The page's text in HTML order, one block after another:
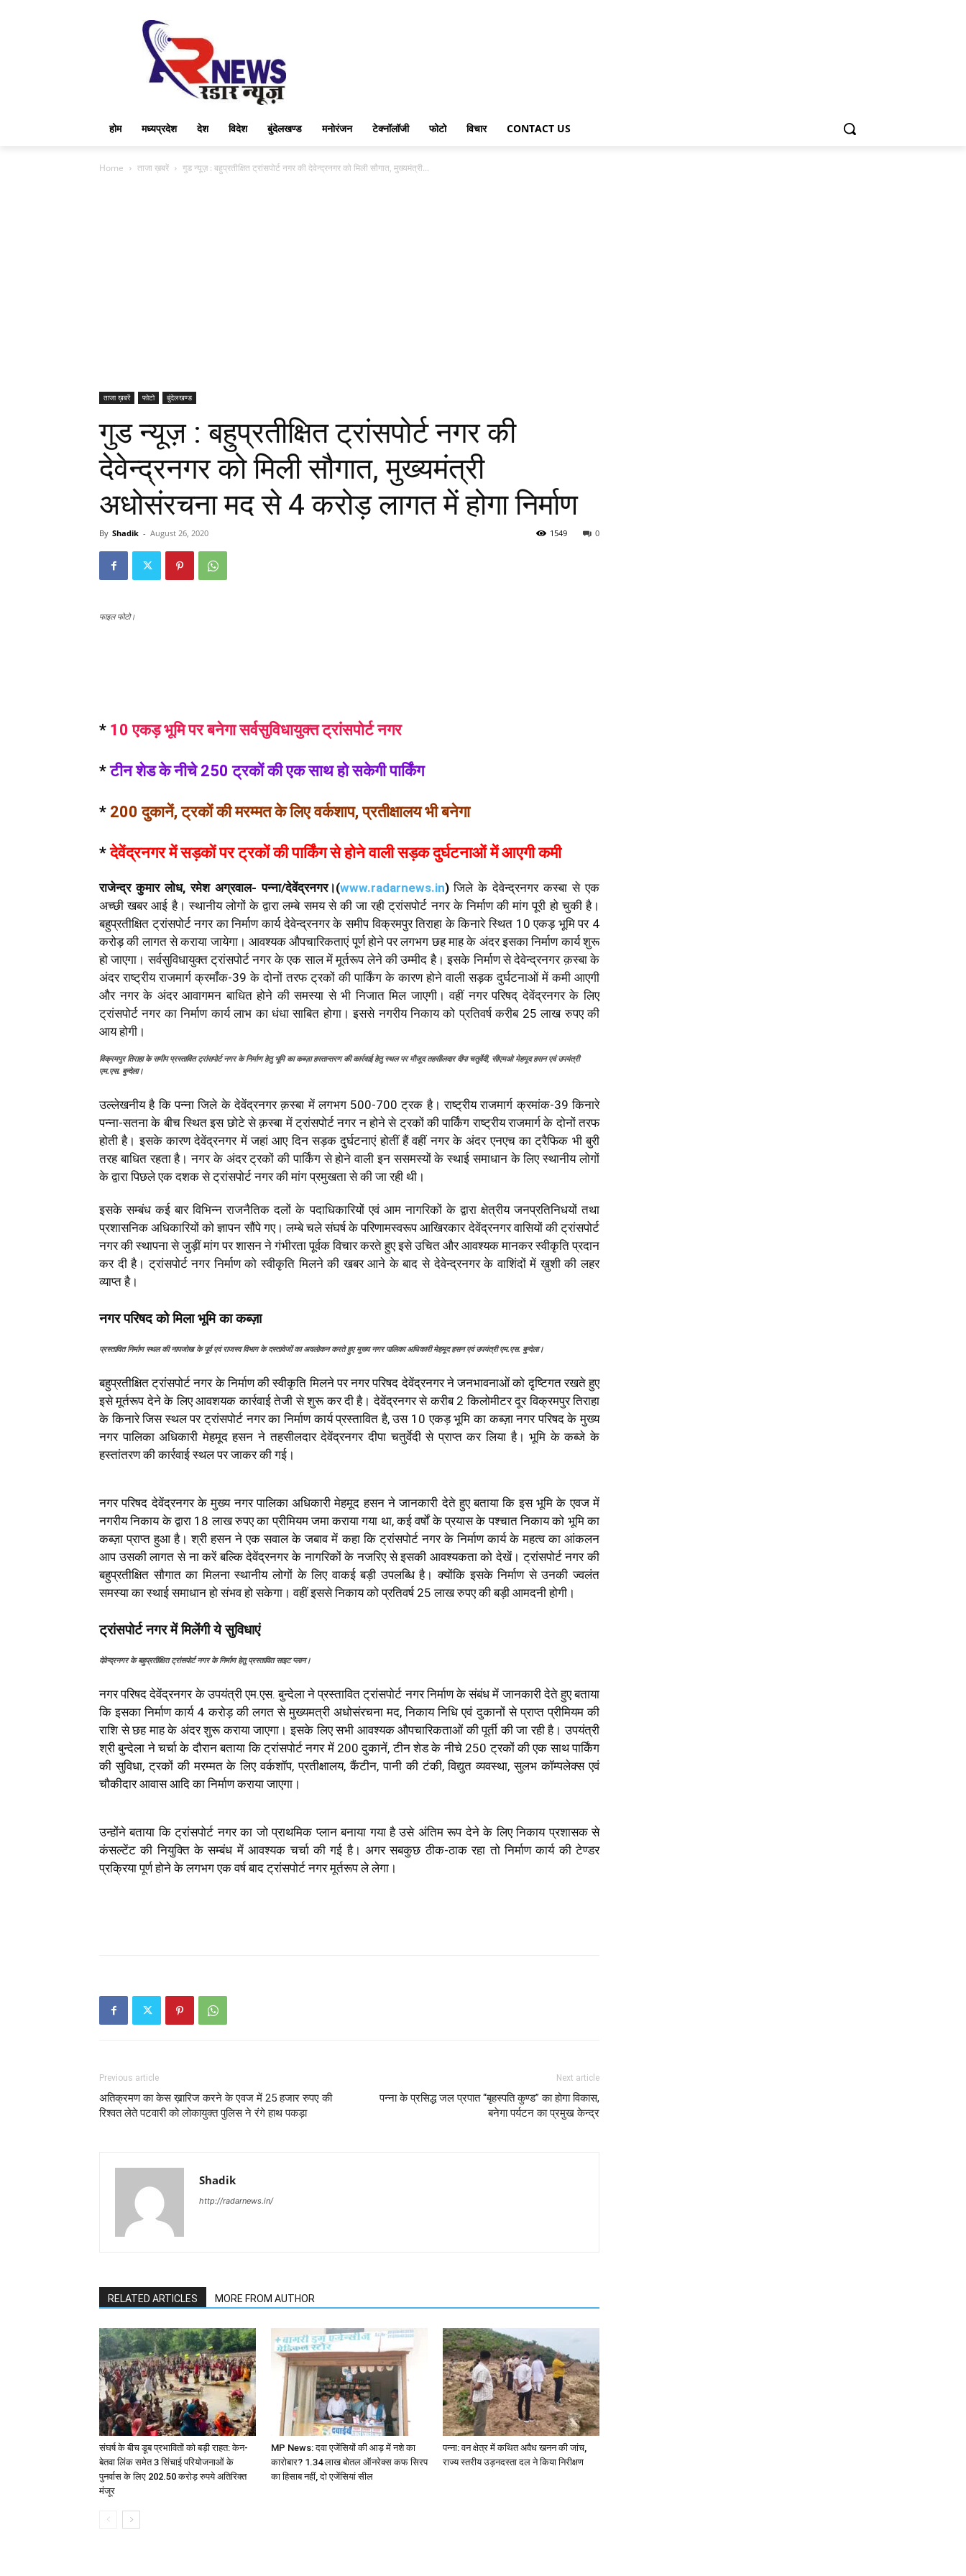
होम मध्यप्रदेश देश विदेश बुंदेलखण्ड मनोरंजन टेक्नॉलॉजी फोटो विचार CONTACT US
Home ताजा ख़बरें गुड न्यूज़ : बहुप्रतीक्षित ट्रांसपोर्ट नगर की देवेन्द्रनगर को मिली सौगात, मुख्यमंत्री...
ताजा ख़बरें फोटो बुंदेलखण्ड
गुड न्यूज़ : बहुप्रतीक्षित ट्रांसपोर्ट नगर की
देवेन्द्रनगर को मिली सौगात, मुख्यमंत्री
अधोसंरचना मद से 4 करोड़ लागत में होगा निर्माण
By Shadik - August 26, 2020 0
1549
फाइल फोटो।
* 10 एकड़ भूमि पर बनेगा सर्वसुविधायुक्त ट्रांसपोर्ट नगर
*टीन शेड के नीचे 250 ट्रकों कीएक साथ हो सकेगी पार्किंग
* 200 दुकानें, ट्रकों की मरम्मत के लिए वर्कशाप, प्रतीक्षालय भी बनेगा
*देवेंद्रनगर में सड़कों पर ट्रकों की पार्किंग से होने वाली सड़क दुर्घटनाओं में आएगी कमी
राजेन्द्र कुमार लोध, रमेश अग्रवाल- पन्ना/देवेंद्रनगर।(www.radarnews.in)जिले के देवेन्द्रनगर कस्बा से एक
अच्छी खबर आई है। स्थानीय लोगों के द्वारा लम्बे समय से की जा रही ट्रांसपोर्ट नगर के निर्माण की मांग पूरी हो चुकी है।
बहुप्रतीक्षित ट्रांसपोर्ट नगर का निर्माण कार्य देवेन्द्रनगर के समीप विक्रमपुर तिराहा के किनारे स्थित 10 एकड़ भूमि पर 4
करोड़ की लागत से कराया जायेगा। आवश्यक औपचारिकताएं पूर्ण होने पर लगभग छह माह के अंदर इसका निर्माण कार्य शुरू
हो जाएगा। सर्वसुविधायुक्त ट्रांसपोर्ट नगर के एक साल में मूर्तरूप लेने की उम्मीद है। इसके निर्माण से देवेन्द्रनगर क़स्बा के
अंदर राष्ट्रीय राजमार्ग क्रमाँक-39 के दोनों तरफ ट्रकों की पार्किंग के कारण होने वाली सड़क दुर्घटनाओं में कमी आएगी
और नगर के अंदर आवागमन बाधित होने की समस्या से भी निजात मिल जाएगी। वहीं नगर परिषद् देवेंद्रनगर के लिए
ट्रांसपोर्ट नगर का निर्माण कार्य लाभ का धंधा साबित होगा। इससे नगरीय निकाय को प्रतिवर्ष करीब 25 लाख रुपए की
आय होगी।
विक्रमपुर तिराहा के समीप प्रस्तावित ट्रांसपोर्ट नगर के निर्माण हेतु भूमि का कब्ज़ा हस्तान्तरण की कार्रवाई हेतु स्थल पर मौजूद तहसीलदार दीपा चतुर्वेदी, सीएमओ मेहमूद हसन एवं उपयंत्री
एम.एस. बुन्देला।
उल्लेखनीय है कि पन्ना जिले के देवेंद्रनगर क़स्बा में लगभग 500-700 ट्रक है। राष्ट्रीय राजमार्ग क्रमांक-39 किनारे
पन्ना-सतना के बीच स्थित इस छोटे से क़स्बा में ट्रांसपोर्ट नगर न होने से ट्रकों की पार्किंग राष्ट्रीय राजमार्ग के दोनों तरफ
होती है। इसके कारण देवेंद्रनगर में जहां आए दिन सड़क दुर्घटनाएं होतीं हैं वहीं नगर के अंदर एनएच का ट्रैफिक भी बुरी
तरह बाधित रहता है। नगर के अंदर ट्रकों की पार्किंग से होने वाली इन ससमस्यों के स्थाई समाधान के लिए स्थानीय लोगों
के द्वारा पिछले एक दशक से ट्रांसपोर्ट नगर की मांग प्रमुखता से की जा रही थी।
इसके सम्बंध कई बार विभिन्न राजनैतिक दलों के पदाधिकारियों एवं आम नागरिकों के द्वारा क्षेत्रीय जनप्रतिनिधयों तथा
प्रशासनिक अधिकारियों को ज्ञापन सौंपे गए। लम्बे चले संघर्ष के परिणामस्वरूप आखिरकार देवेंद्रनगर वासियों की ट्रांसपोर्ट
नगर की स्थापना से जुड़ीं मांग पर शासन ने गंभीरता पूर्वक विचार करते हुए इसे उचित और आवश्यक मानकर स्वीकृति प्रदान
कर दी है। ट्रांसपोर्ट नगर निर्माण को स्वीकृति मिलने की खबर आने के बाद से देवेन्द्रनगर के वाशिंदों में ख़ुशी की लहर
व्याप्त है।
नगर परिषद को मिला भूमि का कब्ज़ा
प्रस्तावित निर्माण स्थल की नापजोख के पूर्व एवं राजस्व विभाग के दस्तावेजों का अवलोकन करते हुए मुख्य नगर पालिका अधिकारी मेहमूद हसन एवं उपयंत्री एम.एस. बुन्देला।
बहुप्रतीक्षित ट्रांसपोर्ट नगर के निर्माण की स्वीकृति मिलने पर नगर परिषद देवेंद्रनगर ने जनभावनाओं को दृष्टिगत रखते हुए
इसे मूर्तरूप देने के लिए आवशयक कार्रवाई तेजी से शुरू कर दी है। देवेंद्रनगर से करीब 2 किलोमीटर दूर विक्रमपुर तिराहा
के किनारे जिस स्थल पर ट्रांसपोर्ट नगर का निर्माण कार्य प्रस्तावित है, उस 10 एकड़ भूमि का कब्ज़ा नगर परिषद के मुख्य
नगर पालिका अधिकारी मेहमूद हसन ने तहसीलदार देवेंद्रनगर दीपा चतुर्वेदी से प्राप्त कर लिया है। भूमि के कब्जे के
हस्तांतरण की कार्रवाई स्थल पर जाकर की गई।
नगर परिषद देवेंद्रनगर के मुख्य नगर पालिका अधिकारी मेहमूद हसन ने जानकारी देते हुए बताया कि इस भूमि के एवज में
नगरीय निकाय के द्वारा 18 लाख रुपए का प्रीमियम जमा कराया गया था, कई वर्षों के प्रयास के पश्चात निकाय को भूमि का
कब्ज़ा प्राप्त हुआ है। श्री हसन ने एक सवाल के जबाव में कहा कि ट्रांसपोर्ट नगर के निर्माण कार्य के महत्व का आंकलन
आप उसकी लागत से ना करें बल्कि देवेंद्रनगर के नागरिकों के नजरिए से इसकी आवश्यकता को देखें। ट्रांसपोर्ट नगर की
बहुप्रतीक्षित सौगात का मिलना स्थानीय लोगों के लिए वाकई बड़ी उपलब्धि है। क्योंकि इसके निर्माण से उनकी ज्वलंत
समस्या का स्थाई समाधान हो संभव हो सकेगा। वहीं इससे निकाय को प्रतिवर्ष 25 लाख रुपए की बड़ी आमदनी होगी।
ट्रांसपोर्ट नगर में मिलेंगी ये सुविधाएं
देवेन्द्रनगर के बहुप्रतीक्षित ट्रांसपोर्ट नगर के निर्माण हेतु प्रस्तावित साइट प्लान।
नगर परिषद देवेंद्रनगर के उपयंत्री एम.एस. बुन्देला ने प्रस्तावित ट्रांसपोर्ट नगर निर्माण के संबंध में जानकारी देते हुए बताया
कि इसका निर्माण कार्य 4 करोड़ की लगत से मुख्यमत्री अधोसंरचना मद, निकाय निधि एवं दुकानों से प्राप्त प्रीमियम की
राशि से छह माह के अंदर शुरू कराया जाएगा। इसके लिए सभी आवश्यक औपचारिकताओं की पूर्ती की जा रही है। उपयंत्री
श्री बुन्देला ने चर्चा के दौरान बताया कि ट्रांसपोर्ट नगर में 200 दुकानें, टीन शेड के नीचे 250 ट्रकों की एक साथ पार्किंग
की सुविधा, ट्रकों की मरम्मत के लिए वर्कशॉप, प्रतीक्षालय, कैंटीन, पानी की टंकी, विद्युत व्यवस्था, सुलभ कॉम्पलेक्स एवं
चौकीदार आवास आदि का निर्माण कराया जाएगा।
उन्होंने बताया कि ट्रांसपोर्ट नगर का जो प्राथमिक प्लान बनाया गया है उसे अंतिम रूप देने के लिए निकाय प्रशासक से
कंसल्टेंट की नियुक्ति के सम्बंध में आवश्यक चर्चा की गई है। अगर सबकुछ ठीक-ठाक रहा तो निर्माण कार्य की टेण्डर
प्रक्रिया पूर्ण होने के लगभग एक वर्ष बाद ट्रांसपोर्ट नगर मूर्तरूप ले लेगा।
Previous article
अतिक्रमण का केस ख़ारिज करने के एवज में 25 हजार रुपए की
रिश्वत लेते पटवारी को लोकायुक्त पुलिस ने रंगे हाथ पकड़ा
Next article
पन्ना के प्रसिद्ध जल प्रपात “बृहस्पति कुण्ड” का होगा विकास,
बनेगा पर्यटन का प्रमुख केन्द्र
Shadik
http://radarnews.in/
RELATED ARTICLES MORE FROM AUTHOR
संघर्ष के बीच डूब प्रभावितों को बड़ी राहत: केन-
बेतवा लिंक समेत 3 सिंचाई परियोजनाओं के
पुनर्वास के लिए 202.50 करोड़ रुपये अतिरिक्त
मंजूर
MP News: दवा एजेंसियों की आड़ में नशे का
कारोबार? 1.34 लाख बोतल ऑनरेक्स कफ सिरप
का हिसाब नहीं, दो एजेंसियां सील
पन्ना: वन क्षेत्र में कथित अवैध खनन की जांच,
राज्य स्तरीय उड़नदस्ता दल ने किया निरीक्षण